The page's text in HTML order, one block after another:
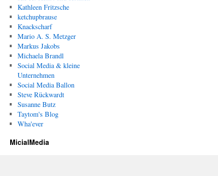
Kathleen Fritzsche
ketchupbrause
Knackscharf
Mario A. S. Metzger
Markus Jakobs
Michaela Brandl
Social Media & kleine
Unternehmen
Social Media Ballon
Steve Rückwardt
Susanne Butz
Taytom's Blog
Wha'ever
MicialMedia